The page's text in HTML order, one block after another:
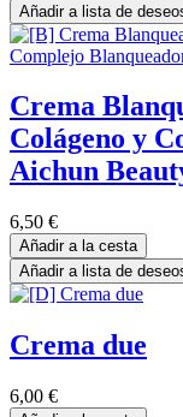
Añadir a lista de
Crema
Colágeno y
Aichun
6,50 €
Añadir a la cesta
Añadir a lista de
Crema due
6,00 €